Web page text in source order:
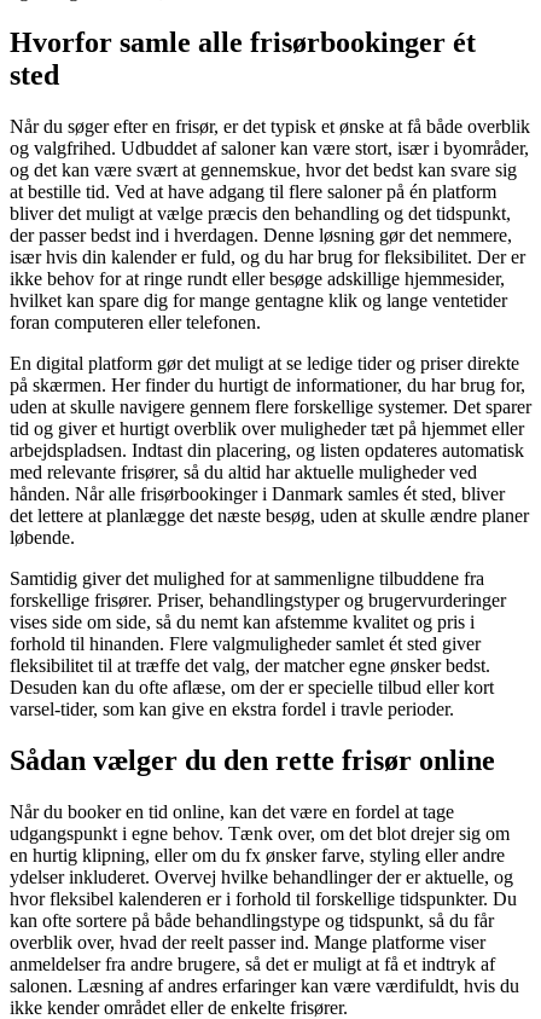
Hvorfor samle alle frisørbookinger ét
sted
Når du søger efter en frisør, er det typisk et ønske at få både overblik
og valgfrihed. Udbuddet af saloner kan være stort, især i byområder,
og det kan være svært at gennemskue, hvor det bedst kan svare sig
at bestille tid. Ved at have adgang til flere saloner på én platform
bliver det muligt at vælge præcis den behandling og det tidspunkt,
der passer bedst ind i hverdagen. Denne løsning gør det nemmere,
især hvis din kalender er fuld, og du har brug for fleksibilitet. Der er
ikke behov for at ringe rundt eller besøge adskillige hjemmesider,
hvilket kan spare dig for mange gentagne klik og lange ventetider
foran computeren eller telefonen.
En digital platform gør det muligt at se ledige tider og priser direkte
på skærmen. Her finder du hurtigt de informationer, du har brug for,
uden at skulle navigere gennem flere forskellige systemer. Det sparer
tid og giver et hurtigt overblik over muligheder tæt på hjemmet eller
arbejdspladsen. Indtast din placering, og listen opdateres automatisk
med relevante frisører, så du altid har aktuelle muligheder ved
hånden. Når alle frisørbookinger i Danmark samles ét sted, bliver
det lettere at planlægge det næste besøg, uden at skulle ændre planer
løbende.
Samtidig giver det mulighed for at sammenligne tilbuddene fra
forskellige frisører. Priser, behandlingstyper og brugervurderinger
vises side om side, så du nemt kan afstemme kvalitet og pris i
forhold til hinanden. Flere valgmuligheder samlet ét sted giver
fleksibilitet til at træffe det valg, der matcher egne ønsker bedst.
Desuden kan du ofte aflæse, om der er specielle tilbud eller kort
varsel-tider, som kan give en ekstra fordel i travle perioder.
Sådan vælger du den rette frisør online
Når du booker en tid online, kan det være en fordel at tage
udgangspunkt i egne behov. Tænk over, om det blot drejer sig om
en hurtig klipning, eller om du fx ønsker farve, styling eller andre
ydelser inkluderet. Overvej hvilke behandlinger der er aktuelle, og
hvor fleksibel kalenderen er i forhold til forskellige tidspunkter. Du
kan ofte sortere på både behandlingstype og tidspunkt, så du får
overblik over, hvad der reelt passer ind. Mange platforme viser
anmeldelser fra andre brugere, så det er muligt at få et indtryk af
salonen. Læsning af andres erfaringer kan være værdifuldt, hvis du
ikke kender området eller de enkelte frisører.